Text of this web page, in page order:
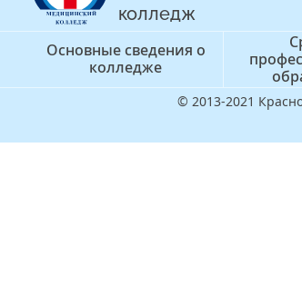
колледж
Основные сведения о
колледже
© 2013-2021